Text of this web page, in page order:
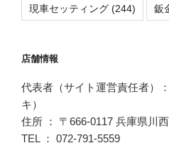
現車セッティング (244) 鈑
店舗情報
代表者（サイト運営責任者）
キ）
住所 ： 〒666-0117 兵庫県川
TEL ： 072-791-5559